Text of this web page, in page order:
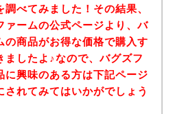
調べてみました！その結果、
ァームの公式ページより、バ
の商品がお得な価格で購入す
ましたよ♪なので、バグズフ
に興味のある方は下記ページ
されてみてはいかがでしょう